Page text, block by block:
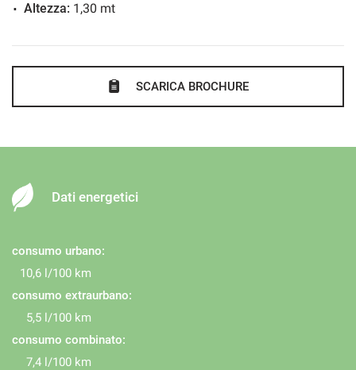
Altezza: 1,30 mt
SCARICA BROCHURE
Dati energetici
consumo urbano:
10,6 l/100 km
consumo extraurbano:
5,5 l/100 km
consumo combinato:
7,4 l/100 km